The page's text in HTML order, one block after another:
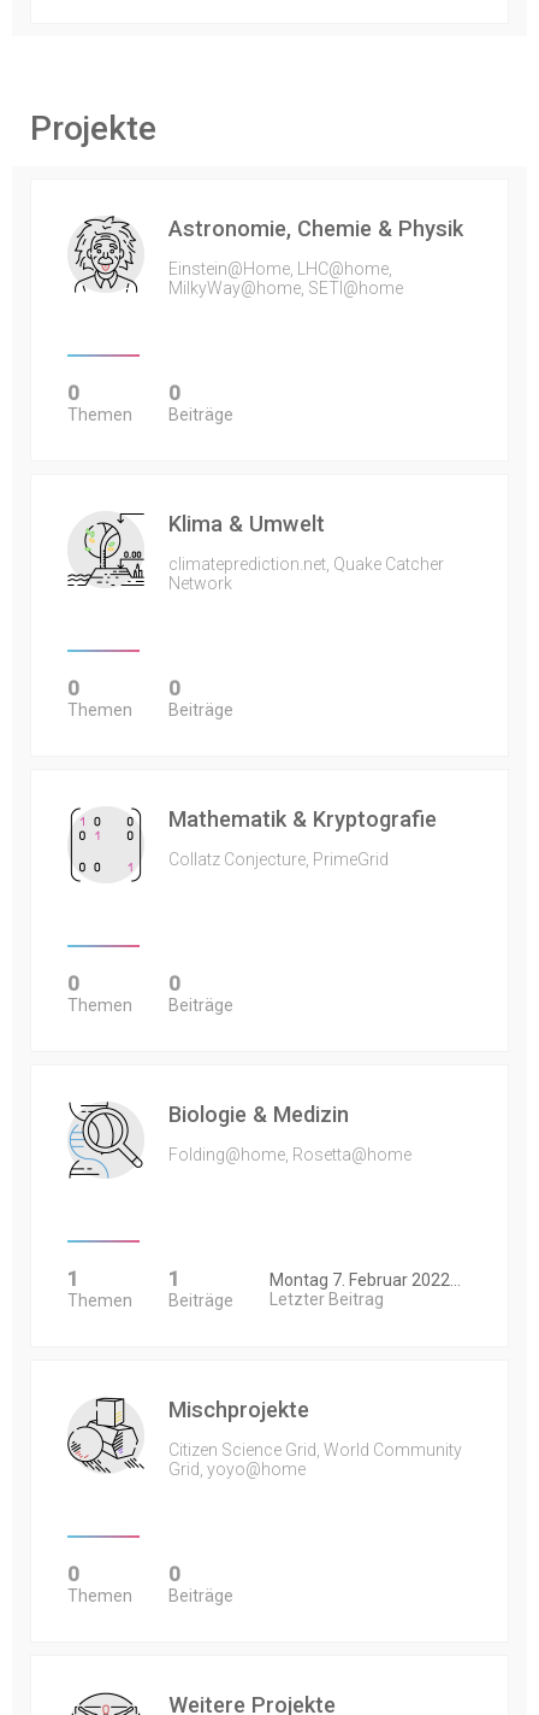
Projekte
Astronomie, Chemie & Physik
Einstein@Home, LHC@home,
MilkyWay@home, SETI@home
0
Themen
0
Beiträge
Klima & Umwelt
climateprediction.net, Quake Catcher
Network
0
Themen
0
Beiträge
Mathematik & Kryptografie
Collatz Conjecture, PrimeGrid
0
Themen
0
Beiträge
Biologie & Medizin
Folding@home, Rosetta@home
1
Themen
1
Beiträge
Montag 7. Februar 2022…
Letzter Beitrag
Mischprojekte
Citizen Science Grid, World Community
Grid, yoyo@home
0
Themen
0
Beiträge
Weitere Projekte